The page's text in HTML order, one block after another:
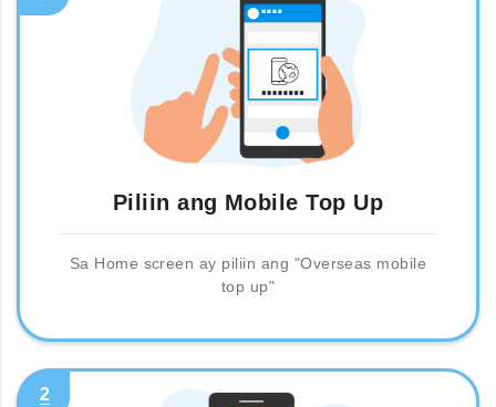
Piliin ang Mobile Top Up
Sa Home screen ay piliin ang "Overseas mobile
top up"
2